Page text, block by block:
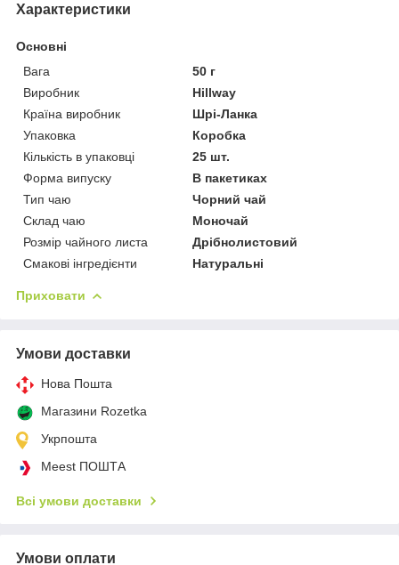
Характеристики
Основні
Вага
50 г
Виробник
Hillway
Країна виробник
Шрі-Ланка
Упаковка
Коробка
Кількість в упаковці
25 шт.
Форма випуску
В пакетиках
Тип чаю
Чорний чай
Склад чаю
Моночай
Розмір чайного листа
Дрібнолистовий
Смакові інгредієнти
Натуральні
Приховати
Умови доставки
Нова Пошта
Магазини Rozetka
Укрпошта
Meest ПОШТА
Всі умови доставки
Умови оплати